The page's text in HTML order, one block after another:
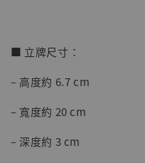
■ 立牌尺寸：
– 高度約 6.7 cm
– 寬度約 20 cm
– 深度約 3 cm